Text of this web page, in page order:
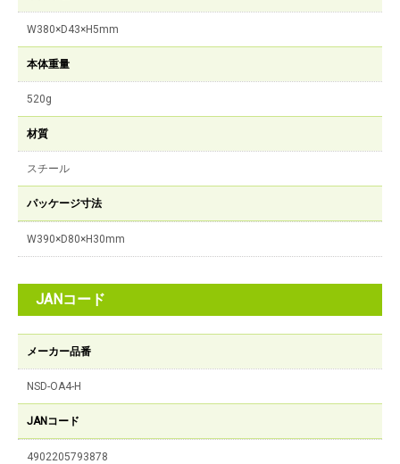
W380×D43×H5mm
本体重量
520g
材質
スチール
パッケージ寸法
W390×D80×H30mm
JANコード
メーカー品番
NSD-OA4-H
JANコード
4902205793878